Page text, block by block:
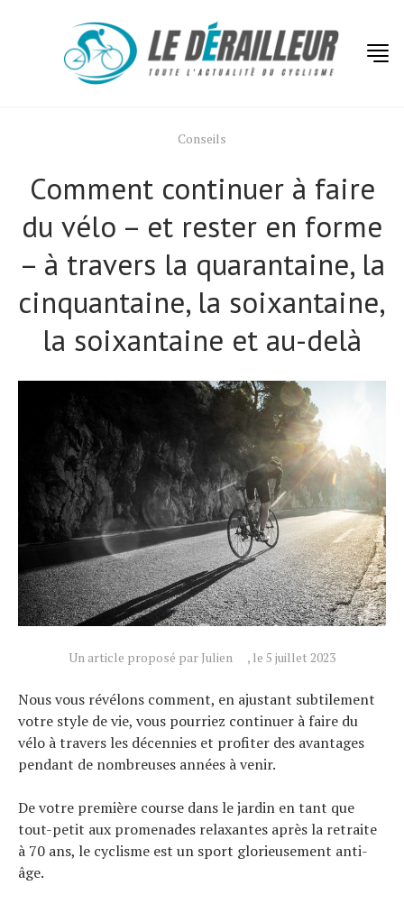
Conseils
Comment continuer à faire
du vélo – et rester en forme
– à travers la quarantaine, la
cinquantaine, la soixantaine,
la soixantaine et au-delà
Un article proposé par Julien , le 5 juillet 2023
Nous vous révélons comment, en ajustant subtilement
votre style de vie, vous pourriez continuer à faire du
vélo à travers les décennies et profiter des avantages
pendant de nombreuses années à venir.
De votre première course dans le jardin en tant que
tout-petit aux promenades relaxantes après la retraite
à 70 ans, le cyclisme est un sport glorieusement anti-
âge.